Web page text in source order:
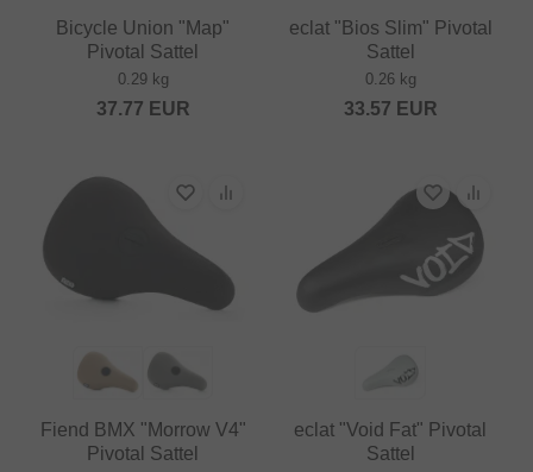
Bicycle Union "Map"
Pivotal Sattel
0.29 kg
37.77 EUR
eclat "Bios Slim" Pivotal
Sattel
0.26 kg
33.57 EUR
Fiend BMX "Morrow V4"
Pivotal Sattel
eclat "Void Fat" Pivotal
Sattel